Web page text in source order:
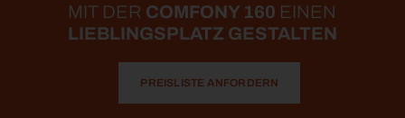
MIT DER COMFONY 160 EINEN
LIEBLINGSPLATZ GESTALTEN
PREISLISTE ANFORDERN